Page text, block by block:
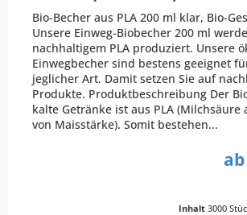
Bio-Becher aus PLA 200 ml klar, Bio-
Unsere Einweg-Biobecher 200 ml
nachhaltigem PLA produziert. Unsere
Einwegbecher sind bestens geeignet
jeglicher Art. Damit setzen Sie auf
Produkte. Produktbeschreibung Der
kalte Getränke ist aus PLA (Milchsäure
von Maisstärke). Somit bestehen...
Inhalt 3000